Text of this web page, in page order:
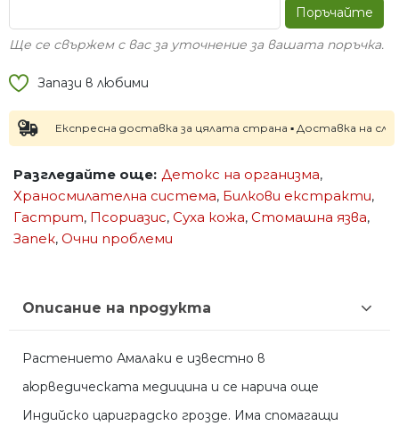
Поръчайте
Ще се свържем с вас за уточнение за вашата поръчка.
Запази в любими
Експресна доставка за цялата страна ▪ Доставка на
Разгледайте още: Детокс на организма,
Храносмилателна система, Билкови екстракти,
Гастрит, Псориазис, Суха кожа, Стомашна язва,
Запек, Очни проблеми
Описание на продукта
Растението Амалаки е известно в
аюрведическата медицина и се нарича още
Индийско цариградско грозде. Има спомагащи